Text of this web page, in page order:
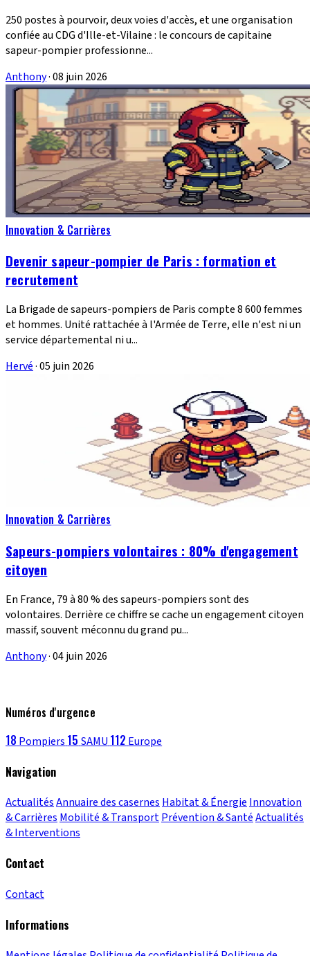
250 postes à pourvoir, deux voies d'accès, et une organisation
confiée au CDG d'Ille-et-Vilaine : le concours de capitaine
sapeur-pompier professionne...
Anthony·08 juin 2026
Innovation & Carrières
Devenir sapeur-pompier de Paris : formation et
recrutement
La Brigade de sapeurs-pompiers de Paris compte 8 600 femmes
et hommes. Unité rattachée à l'Armée de Terre, elle n'est ni un
service départemental ni u...
Hervé·05 juin 2026
Innovation & Carrières
Sapeurs-pompiers volontaires : 80% d'engagement
citoyen
En France, 79 à 80 % des sapeurs-pompiers sont des
volontaires. Derrière ce chiffre se cache un engagement citoyen
massif, souvent méconnu du grand pu...
Anthony·04 juin 2026
Numéros d'urgence
18 Pompiers 15 SAMU 112 Europe
Navigation
ActualitésAnnuaire des casernes Habitat & Énergie Innovation
& Carrières Mobilité & TransportPrévention & SantéActualités
& Interventions
Contact
Contact
Informations